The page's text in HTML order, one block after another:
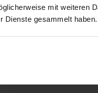
mit weiteren
Dienste gesammelt haben.
Sant Agostino